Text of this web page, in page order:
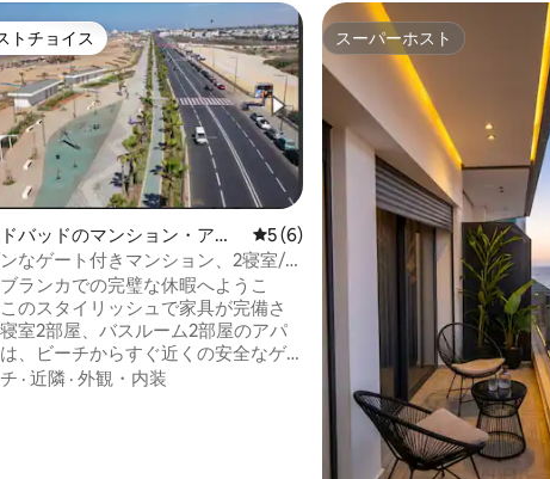
星中4.88つ星の平均評価
トチョイス
トチョイス
バッドのマンション・アパ
レビュー6件、5つ星中5つ星の平均評
5 (6)
なゲート付きマンション、2寝室/2
ーム、ビーチサイド、プール付き
ランカでの完璧な休暇へようこ
のスタイリッシュで家具が完備さ
室2部屋、バスルーム2部屋のアパ
、ビーチからすぐ近くの安全なゲ
きのコミュニティにあります。プ
· 近隣 · 外観・内装
スーパーホスト
スーパーホスト